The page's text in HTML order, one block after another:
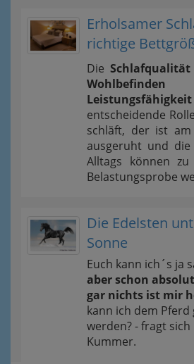
Erholsamer
richtige
Die Schlafqualität
Leistungsfähigkeit
entscheidende
schläft, der ist
ausgeruht und die
Alltags können
Belastungsprobe
Die Edelsten
Sonne
Euch kann ich´s ja
aber schon
gar nichts ist mir
kann ich dem Pferd
werden? - fragt sich
Kummer.